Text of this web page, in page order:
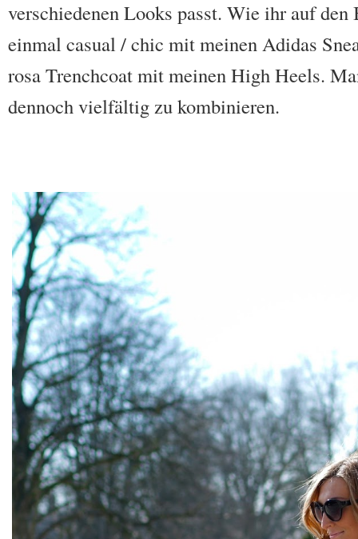
verschiedenen Looks passt. Wie ihr auf
einmal casual / chic mit meinen Adidas
rosa Trenchcoat mit meinen High Heels.
dennoch vielfältig zu kombinieren.